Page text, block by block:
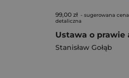
99,00 zł - sugerowana cena
detaliczna
Stanisław Gołąb